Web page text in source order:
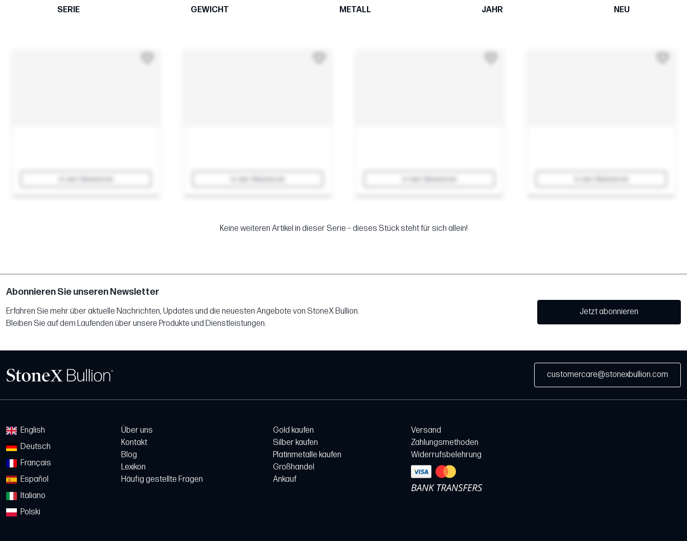
SERIE GEWICHT METALL JAHR NEU
Keine weiteren Artikel in dieser Serie – dieses Stück steht für sich allein!
Abonnieren Sie unseren Newsletter
Erfahren Sie mehr über aktuelle Nachrichten, Updates und die neuesten Angebote von StoneX Bullion.
Bleiben Sie auf dem Laufenden über unsere Produkte und Dienstleistungen.
Jetzt abonnieren
customercare@stonexbullion.com
English
Deutsch
Français
Español
Italiano
Polski
Über uns
Kontakt
Blog
Lexikon
Häufig gestellte Fragen
Gold kaufen
Silber kaufen
Platinmetalle kaufen
Großhandel
Ankauf
Versand
Zahlungsmethoden
Widerrufsbelehrung